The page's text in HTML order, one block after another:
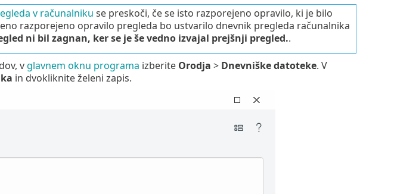
v računalniku se preskoči, če se isto razporejeno opravilo, ki je bilo
razporejeno opravilo pregleda bo ustvarilo dnevnik pregleda računalnika
ni bil zagnan, ker se je še vedno izvajal prejšnji pregled..
vglavnem oknu programa izberite Orodja > Dnevniške datoteke. V
in dvokliknite želeni zapis.